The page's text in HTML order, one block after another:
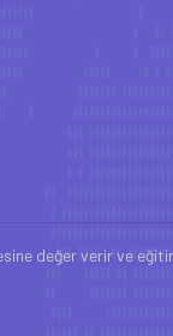
değer verir ve